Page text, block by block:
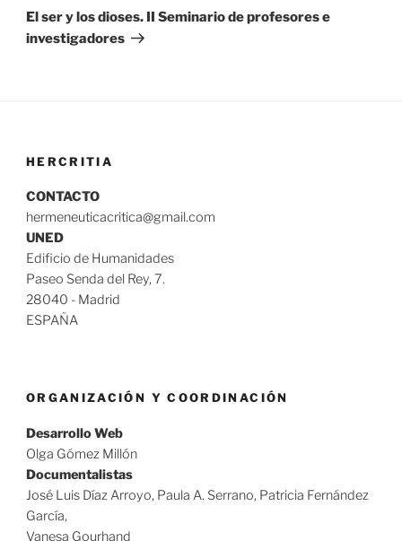
entrada
El ser y los dioses. II Seminario de profesores e
investigadores
HERCRITIA
CONTACTO
hermeneuticacritica@gmail.com
UNED
Edificio de Humanidades
Paseo Senda del Rey, 7.
28040 - Madrid
ESPAÑA
ORGANIZACIÓN Y COORDINACIÓN
Desarrollo Web
Olga Gómez Millón
Documentalistas
José Luis Díaz Arroyo, Paula A. Serrano, Patricia Fernández
García,
Vanesa Gourhand